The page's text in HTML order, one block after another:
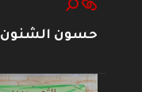
حسون الشنون